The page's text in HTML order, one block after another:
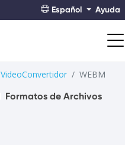
Español Ayuda
VideoConvertidor
WEBM
Formatos de Archivos